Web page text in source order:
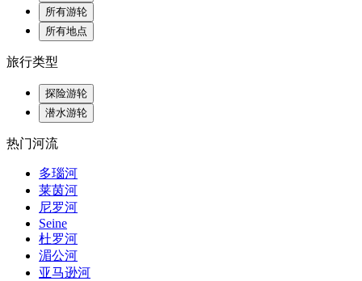
所有游轮
所有地点
旅行类型
探险游轮
潜水游轮
热门河流
多瑙河
莱茵河
尼罗河
Seine
杜罗河
湄公河
亚马逊河